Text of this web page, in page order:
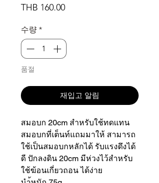
THB 160.00가
수량 *
품절
재입고 알림
สมอบก 20cm สำหรับใช้ทดแทน
สมอบกที่เต็นท์แถมมาให้ สามารถ
ใช้เป็นสมอบกหลักได้ รับแรงดึงได้
ดี ปักลงดิน 20cm มีห่วงไว้สำหรับ
ใช้ฆ้อนเกี่ยวถอน ได้ง่าย